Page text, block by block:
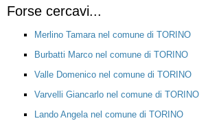
Forse cercavi...
Merlino Tamara nel comune di TORINO
Burbatti Marco nel comune di TORINO
Valle Domenico nel comune di TORINO
Varvelli Giancarlo nel comune di TORINO
Lando Angela nel comune di TORINO